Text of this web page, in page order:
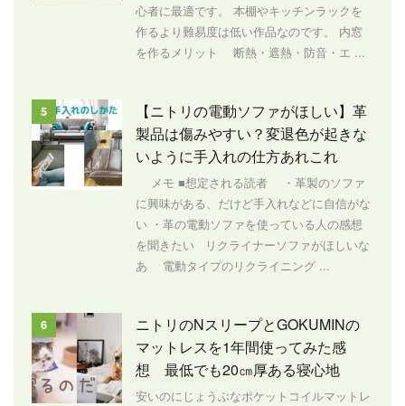
心者に最適です。 本棚やキッチンラックを
作るより難易度は低い作品なのです。 内窓
を作るメリット 断熱・遮熱・防音・エ ...
5
【ニトリの電動ソファがほしい】革
製品は傷みやすい？変退色が起きな
いように手入れの仕方あれこれ
メモ ■想定される読者 ・革製のソファ
に興味がある、だけど手入れなどに自信がな
い ・革の電動ソファを使っている人の感想
を聞きたい リクライナーソファがほしいな
あ 電動タイプのリクライニング ...
6
ニトリのNスリープとGOKUMINの
マットレスを1年間使ってみた感
想 最低でも20㎝厚ある寝心地
安いのにじょうぶなポケットコイルマットレ